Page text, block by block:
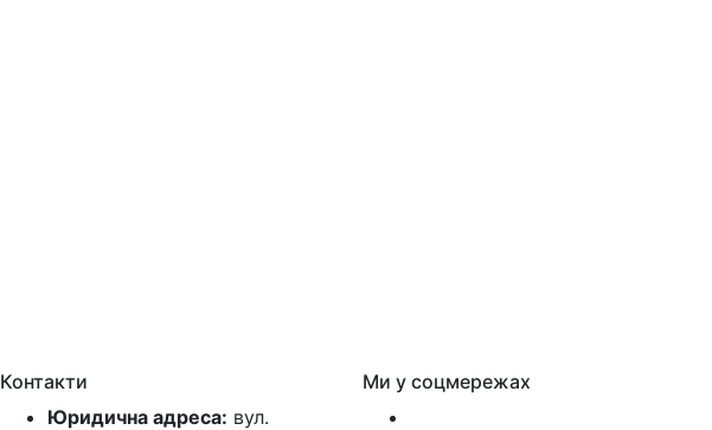
Контакти
Юридична адреса: вул.
Ми у соцмережах